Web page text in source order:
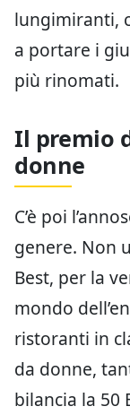
lungimiranti,
a portare i
più rinomati.
Il premio
donne
C’è poi
genere. Non
Best, per la
mondo
ristoranti in
da donne,
bilancia la 50